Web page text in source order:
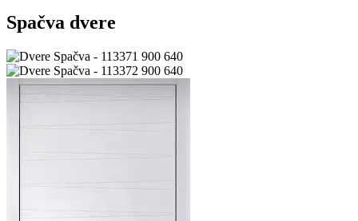
Spačva dvere